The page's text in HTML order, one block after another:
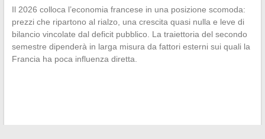
Il 2026 colloca l’economia francese in una posizione scomoda:
prezzi che ripartono al rialzo, una crescita quasi nulla e leve di
bilancio vincolate dal deficit pubblico. La traiettoria del secondo
semestre dipenderà in larga misura da fattori esterni sui quali la
Francia ha poca influenza diretta.